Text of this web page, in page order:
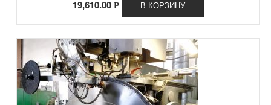
19,610.00 Р В КОРЗИНУ